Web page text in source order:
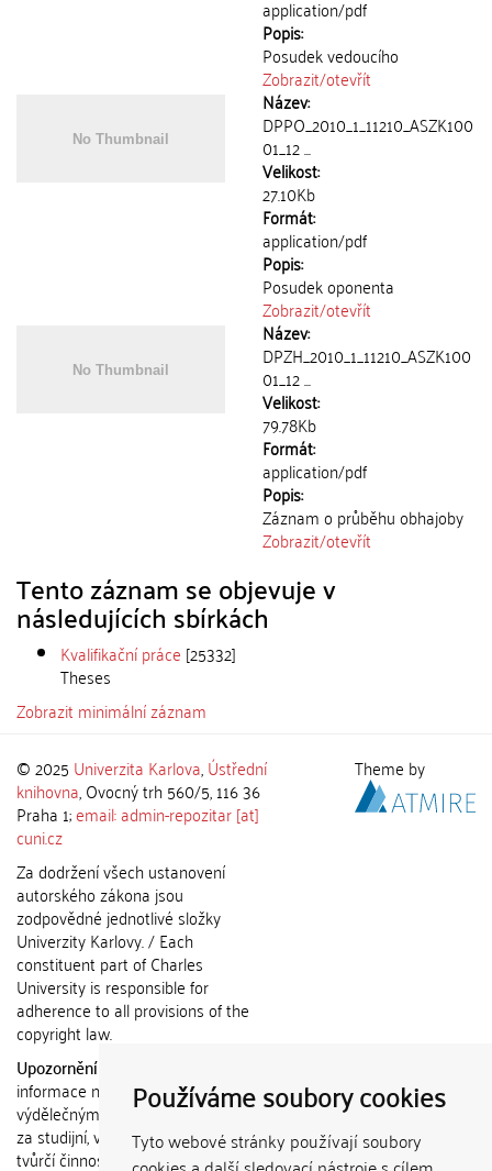
Používáme soubory cookies
Tyto webové stránky používají soubory
application/pdf
Popis:
Posudek vedoucího
Zobrazit/otevřít
Název:
DPPO_2010_1_11210_ASZK100
01_12 ...
Velikost:
27.10Kb
Formát:
application/pdf
Popis:
Posudek oponenta
Zobrazit/otevřít
Název:
DPZH_2010_1_11210_ASZK100
01_12 ...
Velikost:
79.78Kb
Formát:
application/pdf
Popis:
Záznam o průběhu obhajoby
Zobrazit/otevřít
Tento záznam se objevuje v
následujících sbírkách
Kvalifikační práce [25332]
Theses
Zobrazit minimální záznam
© 2025 Univerzita Karlova,Ústřední
knihovna, Ovocný trh 560/5, 116 36
Praha 1;email: admin-repozitar [at]
cuni.cz
Za dodržení všech ustanovení
autorského zákona jsou
zodpovědné jednotlivé složky
Univerzity Karlovy. / Each
constituent part of Charles
University is responsible for
adherence to all provisions of the
copyright law.
Upozornění / Notice:
informace nemohou být použity k
výdělečným účelům nebo vydávány
za studijní, vědeckou nebo jinou
tvůrčí činnost jiné osoby než autora.
Theme by